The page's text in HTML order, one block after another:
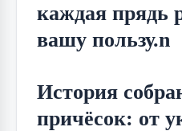
каждая прядь
вашу пользу.n
История
причёсок: от